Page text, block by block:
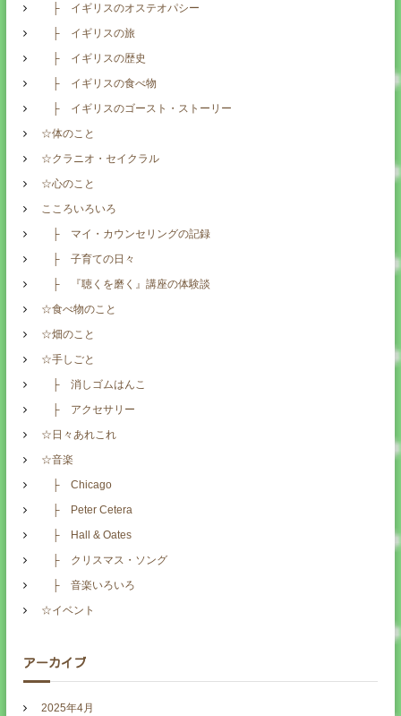
├ イギリスのオステオパシー
├ イギリスの旅
├ イギリスの歴史
├ イギリスの食べ物
├ イギリスのゴースト・ストーリー
☆体のこと
☆クラニオ・セイクラル
☆心のこと
こころいろいろ
├ マイ・カウンセリングの記録
├ 子育ての日々
├ 『聴くを磨く』講座の体験談
☆食べ物のこと
☆畑のこと
☆手しごと
├ 消しゴムはんこ
├ アクセサリー
☆日々あれこれ
☆音楽
├ Chicago
├ Peter Cetera
├ Hall & Oates
├ クリスマス・ソング
├ 音楽いろいろ
☆イベント
アーカイブ
2025年4月